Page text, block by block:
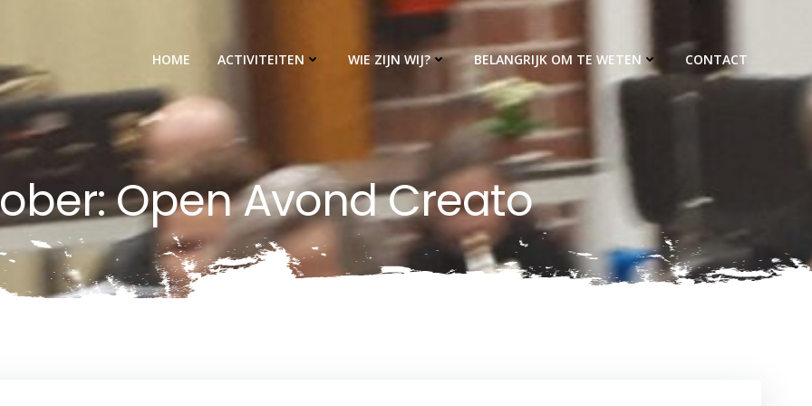
HOME ACTIVITEITEN WIE ZIJN WIJ? BELANGRIJK OM TE WETEN CONTACT
Open Avond Creato